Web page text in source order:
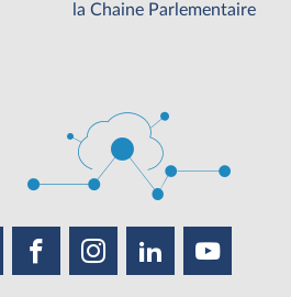
la Chaine Parlementaire